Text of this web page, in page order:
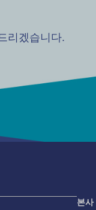
리겠습니다.
본사